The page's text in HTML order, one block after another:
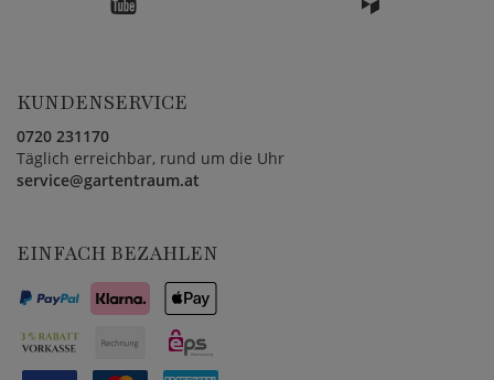
KUNDENSERVICE
0720 231170
Täglich erreichbar, rund um die Uhr
service@gartentraum.at
EINFACH BEZAHLEN